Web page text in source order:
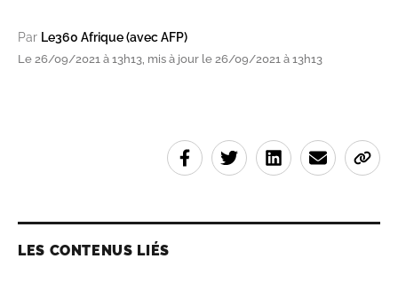
Par Le360 Afrique (avec AFP)
Le 26/09/2021 à 13h13, mis à jour le 26/09/2021 à 13h13
LES CONTENUS LIÉS